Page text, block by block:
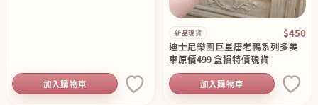
加入購物車
新品現貨 $450
迪士尼樂園巨星唐老鴨系列多美
車原價499 盒損特價現貨
加入購物車